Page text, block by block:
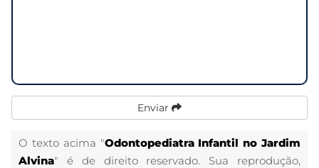
Enviar
O texto acima "Odontopediatra Infantil no Jardim
Alvina" é de direito reservado. Sua reprodução,